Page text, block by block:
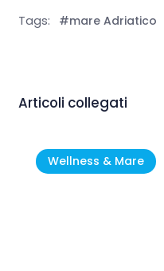
Tags: #mare Adriatico
Articoli collegati
Wellness & Mare